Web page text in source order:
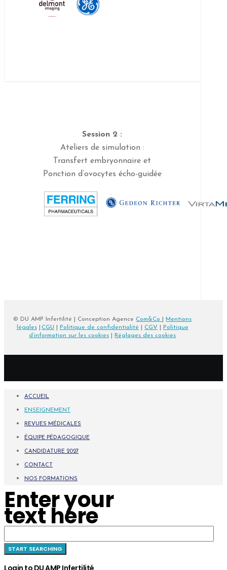
Session 2 :
Ateliers de simulation :
Transfert embryonnaire et
Ponction d’ovocytes écho-guidée
© DU AMP Infertilité | Conception Agence Com&Co
Mentions
légales| CGU Politique de confidentialité CGV
Politique
d’information sur les cookies
Réglages des cookies
ACCUEIL
ENSEIGNEMENT
REVUES MÉDICALES
ÉQUIPE PÉDAGOGIQUE
CANDIDATURE 2027
CONTACT
NOS FORMATIONS
Enter your
text here
Login to DU AMP Infertilité